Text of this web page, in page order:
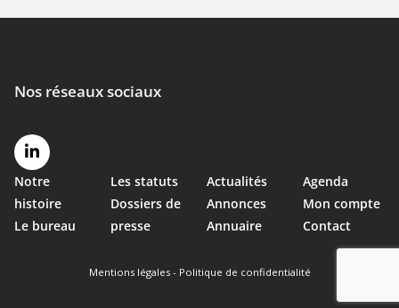
Notre
histoire
Le bureau
Les statuts
Dossiers de
presse
Actualités
Annonces
Annuaire
Agenda
Mon compte
Contact
Mentions légales- Politique de confidentialité